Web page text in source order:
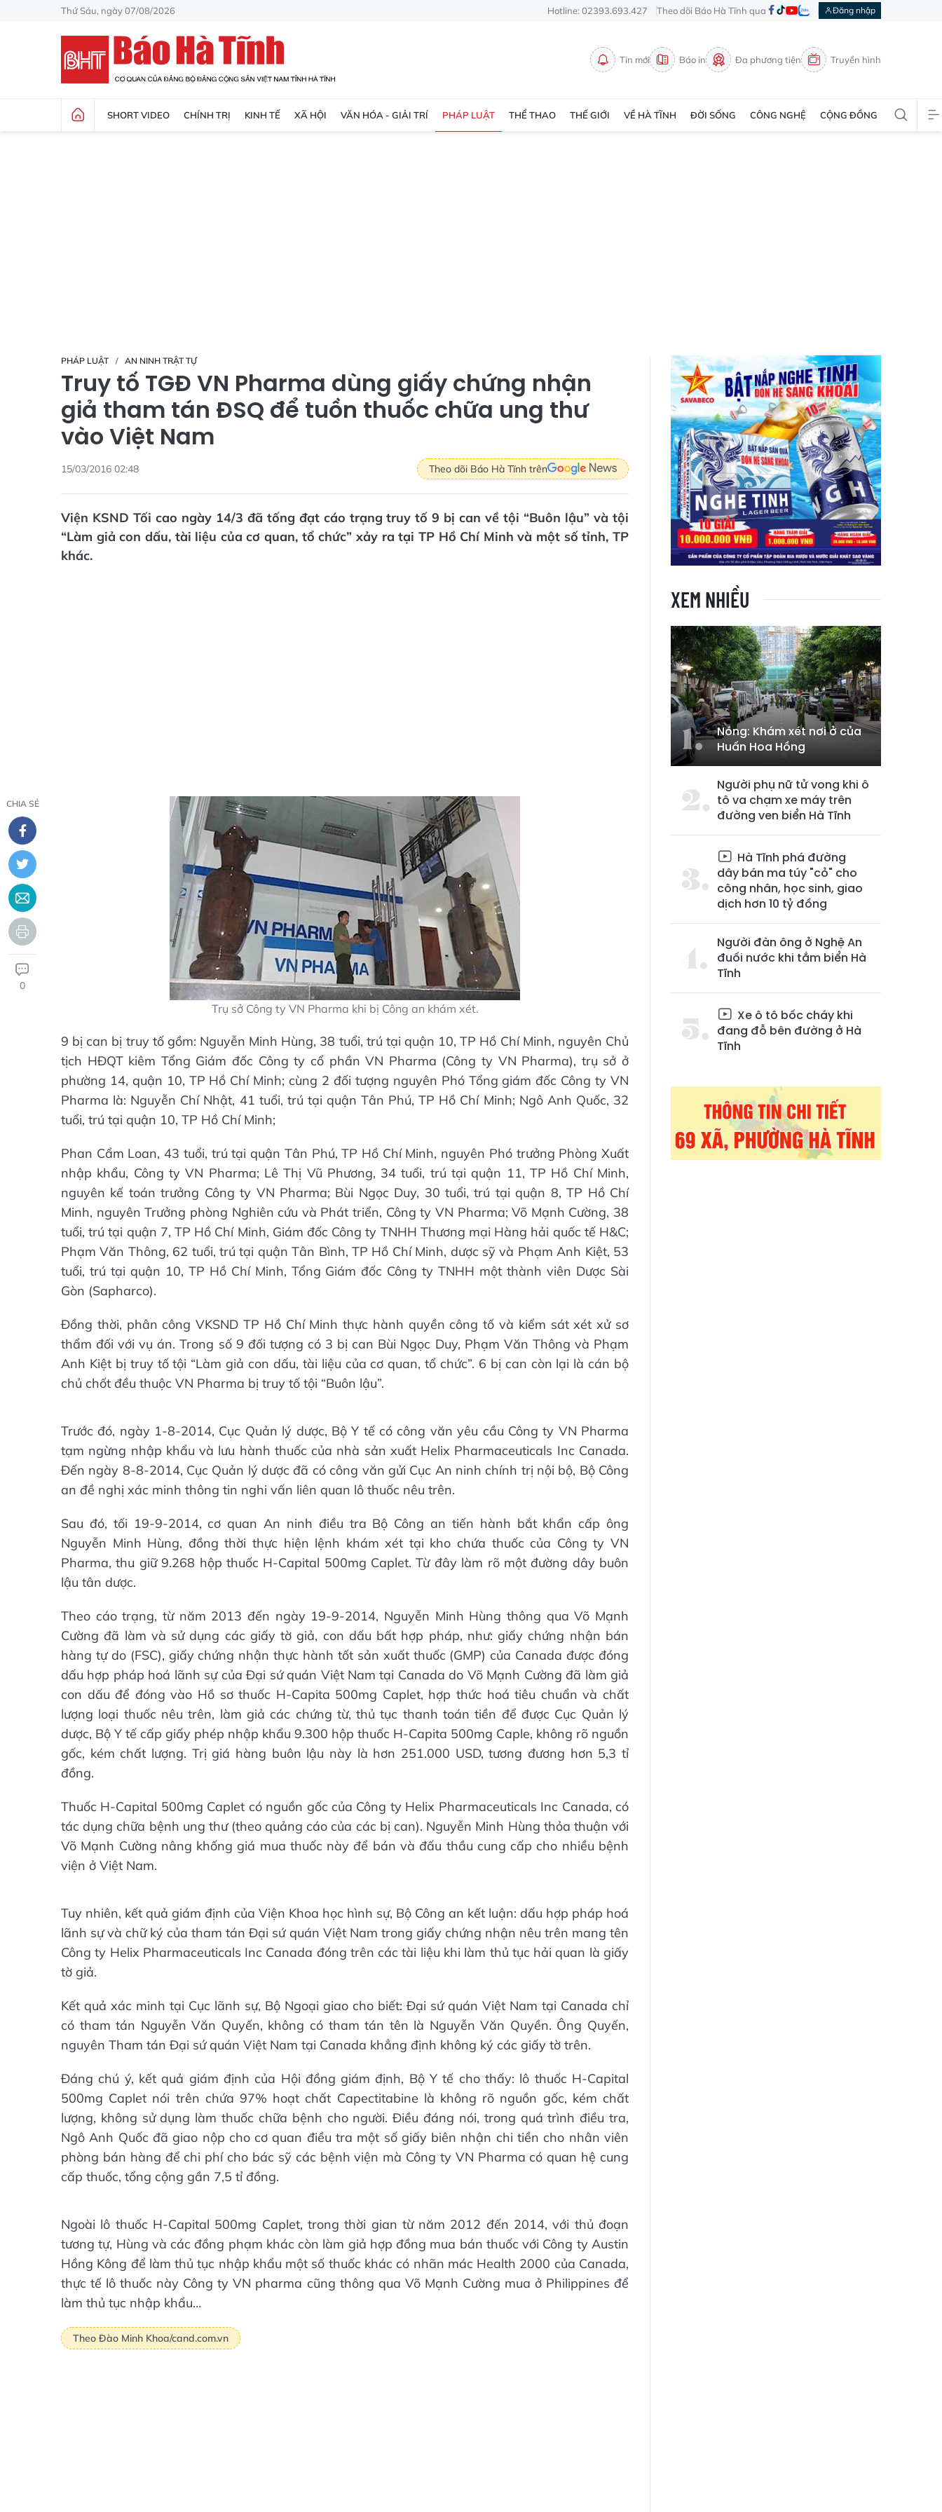
Thứ Sáu, ngày 07/08/2026 Hotline: 02393.693.427 Theo dõi Báo Hà Tĩnh qua Đăng nhập
Tin mới Báo in Đa phương tiện Truyền hình
SHORT VIDEO CHÍNH TRỊ KINH TẾ XÃ HỘI VĂN HÓA - GIẢI TRÍ PHÁP LUẬT THỂ THAO THẾ GIỚI VỀ HÀ TĨNH ĐỜI SỐNG CÔNG NGHỆ CỘNG ĐỒNG
PHÁP LUẬT AN NINH TRẬT TỰ
Truy tố TGĐ VN Pharma dùng giấy chứng nhận
giả tham tán ĐSQ để tuồn thuốc chữa ung thư
vào Việt Nam
15/03/2016 02:48 Theo dõi Báo Hà Tĩnh trên
Viện KSND Tối cao ngày 14/3 đã tống đạt cáo trạng truy tố 9 bị can về tội “Buôn lậu” và tội
“Làm giả con dấu, tài liệu của cơ quan, tổ chức” xảy ra tại TP Hồ Chí Minh và một số tỉnh, TP
khác.
CHIA SẺ
0
Trụ sở Công ty VN Pharma khi bị Công an khám xét.
9 bị can bị truy tố gồm: Nguyễn Minh Hùng, 38 tuổi, trú tại quận 10, TP Hồ Chí Minh, nguyên Chủ
tịch HĐQT kiêm Tổng Giám đốc Công ty cổ phần VN Pharma (Công ty VN Pharma), trụ sở ở
phường 14, quận 10, TP Hồ Chí Minh; cùng 2 đối tượng nguyên Phó Tổng giám đốc Công ty VN
Pharma là: Nguyễn Chí Nhật, 41 tuổi, trú tại quận Tân Phú, TP Hồ Chí Minh; Ngô Anh Quốc, 32
tuổi, trú tại quận 10, TP Hồ Chí Minh;
Phan Cẩm Loan, 43 tuổi, trú tại quận Tân Phú, TP Hồ Chí Minh, nguyên Phó trưởng Phòng Xuất
nhập khẩu, Công ty VN Pharma; Lê Thị Vũ Phương, 34 tuổi, trú tại quận 11, TP Hồ Chí Minh,
nguyên kế toán trưởng Công ty VN Pharma; Bùi Ngọc Duy, 30 tuổi, trú tại quận 8, TP Hồ Chí
Minh, nguyên Trưởng phòng Nghiên cứu và Phát triển, Công ty VN Pharma; Võ Mạnh Cường, 38
tuổi, trú tại quận 7, TP Hồ Chí Minh, Giám đốc Công ty TNHH Thương mại Hàng hải quốc tế H&C;
Phạm Văn Thông, 62 tuổi, trú tại quận Tân Bình, TP Hồ Chí Minh, dược sỹ và Phạm Anh Kiệt, 53
tuổi, trú tại quận 10, TP Hồ Chí Minh, Tổng Giám đốc Công ty TNHH một thành viên Dược Sài
Gòn (Sapharco).
Đồng thời, phân công VKSND TP Hồ Chí Minh thực hành quyền công tố và kiểm sát xét xử sơ
thẩm đối với vụ án. Trong số 9 đối tượng có 3 bị can Bùi Ngọc Duy, Phạm Văn Thông và Phạm
Anh Kiệt bị truy tố tội “Làm giả con dấu, tài liệu của cơ quan, tổ chức”. 6 bị can còn lại là cán bộ
chủ chốt đều thuộc VN Pharma bị truy tố tội “Buôn lậu”.
Trước đó, ngày 1-8-2014, Cục Quản lý dược, Bộ Y tế có công văn yêu cầu Công ty VN Pharma
tạm ngừng nhập khẩu và lưu hành thuốc của nhà sản xuất Helix Pharmaceuticals Inc Canada.
Đến ngày 8-8-2014, Cục Quản lý dược đã có công văn gửi Cục An ninh chính trị nội bộ, Bộ Công
an đề nghị xác minh thông tin nghi vấn liên quan lô thuốc nêu trên.
Sau đó, tối 19-9-2014, cơ quan An ninh điều tra Bộ Công an tiến hành bắt khẩn cấp ông
Nguyễn Minh Hùng, đồng thời thực hiện lệnh khám xét tại kho chứa thuốc của Công ty VN
Pharma, thu giữ 9.268 hộp thuốc H-Capital 500mg Caplet. Từ đây làm rõ một đường dây buôn
lậu tân dược.
Theo cáo trạng, từ năm 2013 đến ngày 19-9-2014, Nguyễn Minh Hùng thông qua Võ Mạnh
Cường đã làm và sử dụng các giấy tờ giả, con dấu bất hợp pháp, như: giấy chứng nhận bán
hàng tự do (FSC), giấy chứng nhận thực hành tốt sản xuất thuốc (GMP) của Canada được đóng
dấu hợp pháp hoá lãnh sự của Đại sứ quán Việt Nam tại Canada do Võ Mạnh Cường đã làm giả
con dấu để đóng vào Hồ sơ thuốc H-Capita 500mg Caplet, hợp thức hoá tiêu chuẩn và chất
lượng loại thuốc nêu trên, làm giả các chứng từ, thủ tục thanh toán tiền để được Cục Quản lý
dược, Bộ Y tế cấp giấy phép nhập khẩu 9.300 hộp thuốc H-Capita 500mg Caple, không rõ nguồn
gốc, kém chất lượng. Trị giá hàng buôn lậu này là hơn 251.000 USD, tương đương hơn 5,3 tỉ
đồng.
Thuốc H-Capital 500mg Caplet có nguồn gốc của Công ty Helix Pharmaceuticals Inc Canada, có
tác dụng chữa bệnh ung thư (theo quảng cáo của các bị can). Nguyễn Minh Hùng thỏa thuận với
Võ Mạnh Cường nâng khống giá mua thuốc này để bán và đấu thầu cung cấp cho nhiều bệnh
viện ở Việt Nam.
Tuy nhiên, kết quả giám định của Viện Khoa học hình sự, Bộ Công an kết luận: dấu hợp pháp hoá
lãnh sự và chữ ký của tham tán Đại sứ quán Việt Nam trong giấy chứng nhận nêu trên mang tên
Công ty Helix Pharmaceuticals Inc Canada đóng trên các tài liệu khi làm thủ tục hải quan là giấy
tờ giả.
Kết quả xác minh tại Cục lãnh sự, Bộ Ngoại giao cho biết: Đại sứ quán Việt Nam tại Canada chỉ
có tham tán Nguyễn Văn Quyến, không có tham tán tên là Nguyễn Văn Quyền. Ông Quyến,
nguyên Tham tán Đại sứ quán Việt Nam tại Canada khẳng định không ký các giấy tờ trên.
Đáng chú ý, kết quả giám định của Hội đồng giám định, Bộ Y tế cho thấy: lô thuốc H-Capital
500mg Caplet nói trên chứa 97% hoạt chất Capectitabine là không rõ nguồn gốc, kém chất
lượng, không sử dụng làm thuốc chữa bệnh cho người. Điều đáng nói, trong quá trình điều tra,
Ngô Anh Quốc đã giao nộp cho cơ quan điều tra một số giấy biên nhận chi tiền cho nhân viên
phòng bán hàng để chi phí cho bác sỹ các bệnh viện mà Công ty VN Pharma có quan hệ cung
cấp thuốc, tổng cộng gần 7,5 tỉ đồng.
Ngoài lô thuốc H-Capital 500mg Caplet, trong thời gian từ năm 2012 đến 2014, với thủ đoạn
tương tự, Hùng và các đồng phạm khác còn làm giả hợp đồng mua bán thuốc với Công ty Austin
Hồng Kông để làm thủ tục nhập khẩu một số thuốc khác có nhãn mác Health 2000 của Canada,
thực tế lô thuốc này Công ty VN pharma cũng thông qua Võ Mạnh Cường mua ở Philippines để
làm thủ tục nhập khẩu…
Theo Đào Minh Khoa/cand.com.vn
XEM NHIỀU
Nóng: Khám xét nơi ở của
Huấn Hoa Hồng
Người phụ nữ tử vong khi ô
tô va chạm xe máy trên
đường ven biển Hà Tĩnh
Hà Tĩnh phá đường
dây bán ma túy "cỏ" cho
công nhân, học sinh, giao
dịch hơn 10 tỷ đồng
Người đàn ông ở Nghệ An
đuối nước khi tắm biển Hà
Tĩnh
Xe ô tô bốc cháy khi
đang đỗ bên đường ở Hà
Tĩnh